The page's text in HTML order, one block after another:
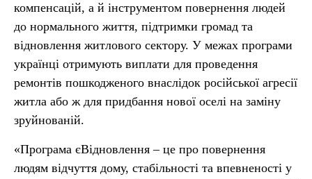
компенсацій, а й інструментом повернення людей
до нормального життя, підтримки громад та
відновлення житлового сектору. У межах програми
українці отримують виплати для проведення
ремонтів пошкодженого внаслідок російської агресії
житла або ж для придбання нової оселі на заміну
зруйнованій.
«Програма єВідновлення – це про повернення
людям відчуття дому, стабільності та впевненості у